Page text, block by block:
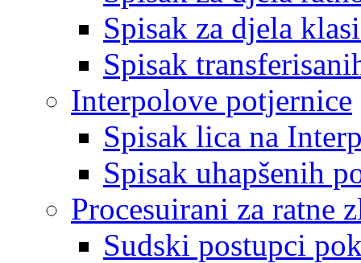
Spisak za djela
Spisak
Interpolove potjernice
Spisak lica na
Spisak uhapšenih
Procesuirani za ratne
Sudski postupci